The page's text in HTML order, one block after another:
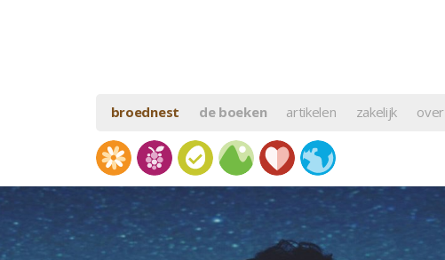
broednest de boeken artikelen zakelijk over